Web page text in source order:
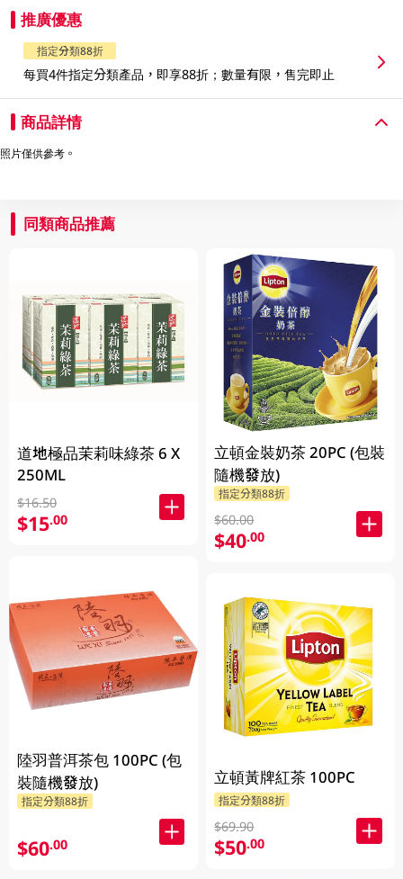
推廣優惠
指定分類88折
每買4件指定分類產品，即享88折；數量有限，售完即止
商品詳情
照片僅供參考。
同類商品推薦
道地極品茉莉味綠茶 6 X
250ML
$16.50
$15.00
陸羽普洱茶包 100PC (包
裝隨機發放)
指定分類88折
$60.00
立頓金裝奶茶 20PC (包裝
隨機發放)
指定分類88折
$60.00
$40.00
立頓黃牌紅茶 100PC
指定分類88折
$69.90
$50.00